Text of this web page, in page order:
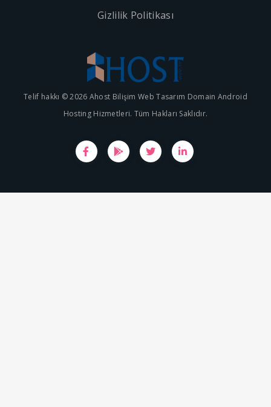
Gizlilik Politikası
Telif hakkı © 2026 Ahost Bilişim Web Tasarım Domain Android
Hosting Hizmetleri. Tüm Hakları Saklıdır.